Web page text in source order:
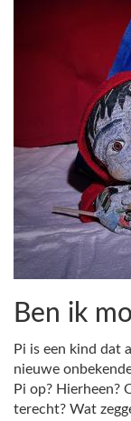
Ben ik
Pi is een kind dat
nieuwe
Pi op? Hierheen?
terecht? Wat